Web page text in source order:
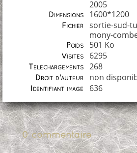
2005
Dimensions 1600*1200
Fichier
sortie-sud-
mony-
Poids 501 Ko
Visites 6295
Téléchargements 268
Droit d'auteur non
Identifiant image 636
0 commentaire